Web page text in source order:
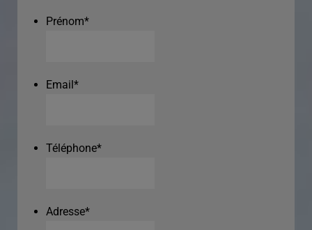
Prénom*
Email*
Téléphone*
Adresse*